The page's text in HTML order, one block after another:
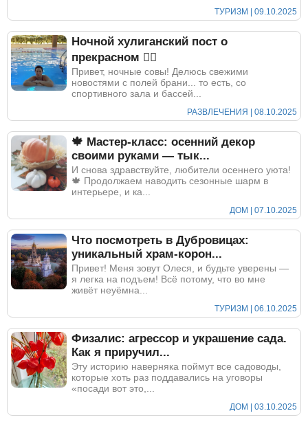
ТУРИЗМ | 09.10.2025
Ночной хулиганский пост о
прекрасном 🏋️‍♀️
Привет, ночные совы! Делюсь свежими
новостями с полей брани... то есть, со
спортивного зала и бассей...
РАЗВЛЕЧЕНИЯ | 08.10.2025
🍁 Мастер-класс: осенний декор
своими руками — тык...
И снова здравствуйте, любители осеннего уюта!
🍁 Продолжаем наводить сезонные шарм в
интерьере, и ка...
ДОМ | 07.10.2025
Что посмотреть в Дубровицах:
уникальный храм-корон...
Привет! Меня зовут Олеся, и будьте уверены —
я легка на подъем! Всё потому, что во мне
живёт неуёмна...
ТУРИЗМ | 06.10.2025
Физалис: агрессор и украшение сада.
Как я приручил...
Эту историю наверняка поймут все садоводы,
которые хоть раз поддавались на уговоры
«посади вот это,...
ДОМ | 03.10.2025